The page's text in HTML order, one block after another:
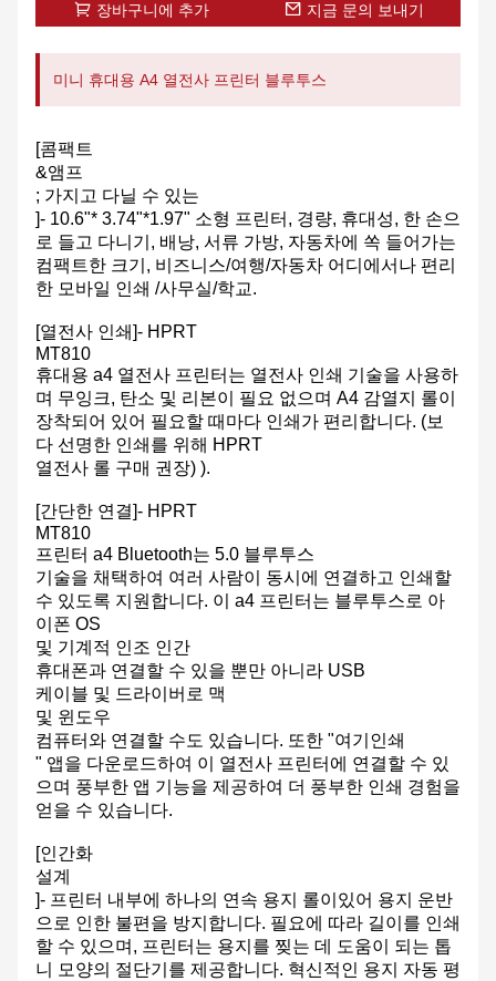
장바구니에 추가 지금 문의 보내기
미니 휴대용 A4 열전사 프린터 블루투스
[콤팩트
&앰프
; 가지고 다닐 수 있는
]- 10.6"* 3.74"*1.97" 소형 프린터, 경량, 휴대성, 한 손으
로 들고 다니기, 배낭, 서류 가방, 자동차에 쏙 들어가는
컴팩트한 크기, 비즈니스/여행/자동차 어디에서나 편리
한 모바일 인쇄 /사무실/학교.
[열전사 인쇄]- HPRT
MT810
휴대용 a4 열전사 프린터는 열전사 인쇄 기술을 사용하
며 무잉크, 탄소 및 리본이 필요 없으며 A4 감열지 롤이
장착되어 있어 필요할 때마다 인쇄가 편리합니다. (보
다 선명한 인쇄를 위해 HPRT
열전사 롤 구매 권장) ).
[간단한 연결]- HPRT
MT810
프린터 a4 Bluetooth는 5.0 블루투스
기술을 채택하여 여러 사람이 동시에 연결하고 인쇄할
수 있도록 지원합니다. 이 a4 프린터는 블루투스로 아
이폰 OS
및 기계적 인조 인간
휴대폰과 연결할 수 있을 뿐만 아니라 USB
케이블 및 드라이버로 맥
및 윈도우
컴퓨터와 연결할 수도 있습니다. 또한 "여기인쇄
" 앱을 다운로드하여 이 열전사 프린터에 연결할 수 있
으며 풍부한 앱 기능을 제공하여 더 풍부한 인쇄 경험을
얻을 수 있습니다.
[인간화
설계
]- 프린터 내부에 하나의 연속 용지 롤이있어 용지 운반
으로 인한 불편을 방지합니다. 필요에 따라 길이를 인쇄
할 수 있으며, 프린터는 용지를 찢는 데 도움이 되는 톱
니 모양의 절단기를 제공합니다. 혁신적인 용지 자동 평